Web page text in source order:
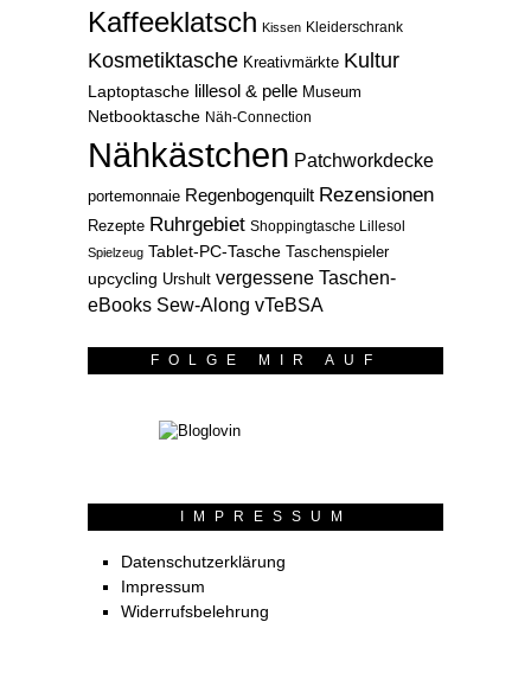
Kaffeeklatsch Kissen Kleiderschrank
Kosmetiktasche Kreativmärkte Kultur
Laptoptasche lillesol & pelle Museum
Netbooktasche Näh-Connection
Nähkästchen Patchworkdecke
portemonnaie Regenbogenquilt Rezensionen
Rezepte Ruhrgebiet Shoppingtasche Lillesol
Spielzeug Tablet-PC-Tasche Taschenspieler
upcycling Urshult vergessene Taschen-
eBooks Sew-Along vTeBSA
FOLGE MIR AUF
IMPRESSUM
Datenschutzerklärung
Impressum
Widerrufsbelehrung